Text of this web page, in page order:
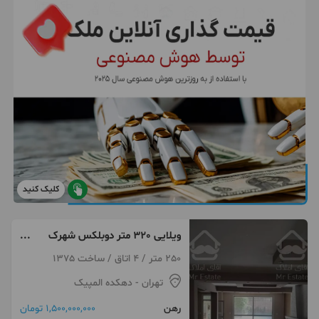
کلیک کنید
ویلایی 320 متر دوبلکس شهرک
چشمه
250 متر / 4 اتاق / ساخت 1375
تهران - دهکده المپیک
رهن
1,500,000,000 تومان